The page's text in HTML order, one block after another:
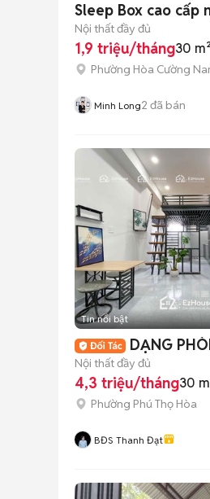
Sleep Box cao cấp
Nội thất đầy đủ
1,9 triệu/tháng30 m²
Phường Hòa Cường
Minh Long2 đã bán
Tin nổi bật
DẠNG
Nội thất đầy đủ
4,3 triệu/tháng30
Phường Phú Thọ Hòa
BĐS Thanh Đạt